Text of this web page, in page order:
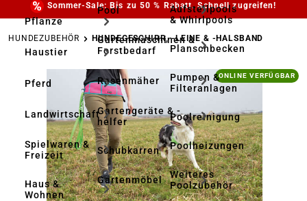
Pflanze
Haustier
Pferd
Landwirtschaft
Spielwaren &
Freizeit
Haus &
Wohnen
Pool
Gartenmaschinen &
Forstbedarf
Rasenmäher
Gartengeräte & -
helfer
Schubkarren
Gartenmöbel
Aufstellpools
& Whirlpools
Planschbecken
Pumpen &
Filteranlagen
Poolreinigung
Poolheizungen
Weiteres
Poolzubehör
Sommer-Sale: Bis zu 50 % Rabatt. Schnell zugreifen!
HUNDEZUBEHÖR HUNDEGESCHIRR, -LEINE & -HALSBAND
Bildergalerie überspringen ONLINE VERFÜGBAR